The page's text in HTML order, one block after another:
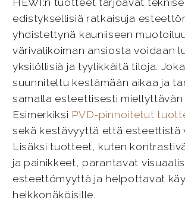
HEWI:n tuotteet tarjoavat
edistyksellisiä ratkaisuja
yhdistettynä kauniiseen
värivalikoiman ansiosta voidaan
yksilöllisiä ja tyylikkäitä tiloja.
suunniteltu kestämään aikaa ja
samalla esteettisesti miellyttävän
Esimerkiksi PVD-pinnoitetut
sekä kestävyyttä että esteettistä
Lisäksi tuotteet, kuten
ja painikkeet, parantavat
esteettömyyttä ja helpottavat
heikkonäköisille.